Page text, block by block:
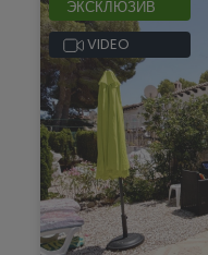
ЭКСКЛЮЗИВ
VIDEO